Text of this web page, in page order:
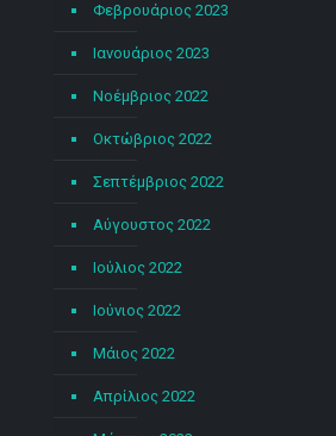
Φεβρουάριος 2023
Ιανουάριος 2023
Νοέμβριος 2022
Οκτώβριος 2022
Σεπτέμβριος 2022
Αύγουστος 2022
Ιούλιος 2022
Ιούνιος 2022
Μάιος 2022
Απρίλιος 2022